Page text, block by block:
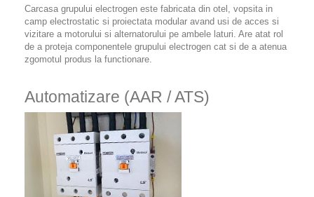
Carcasa grupului electrogen este fabricata din otel, vopsita in
camp electrostatic si proiectata modular avand usi de acces si
vizitare a motorului si alternatorului pe ambele laturi. Are atat rol
de a proteja componentele grupului electrogen cat si de a atenua
zgomotul produs la functionare.
Automatizare (AAR / ATS)